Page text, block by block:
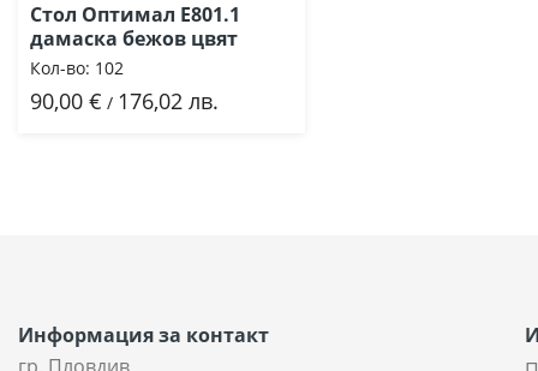
Стол Оптимал Ε801.1
дамаска бежов цвят
Кол-во: 102
90,00 € / 176,02 лв.
Добави
Информация за контакт